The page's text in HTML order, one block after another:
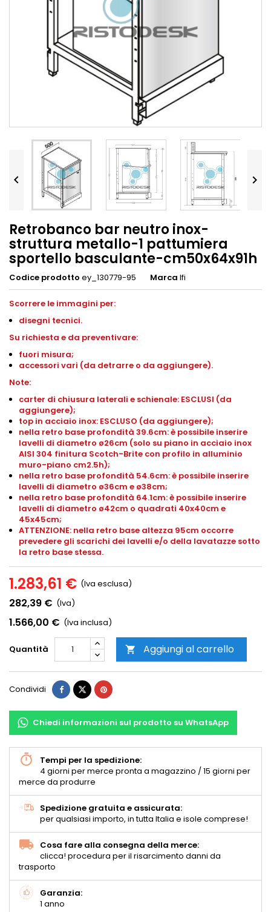
 
Retrobanco bar neutro inox-
struttura metallo-1 pattumiera
sportello basculante-cm50x64x91h
Codice prodotto ey_130779-95 Marca Ifi
Scorrere le immagini per:
disegni tecnici.
Su richiesta e da preventivare:
fuori misura;
accessori vari (da detrarre o da aggiungere).
Note:
carter di chiusura laterali e schienale: ESCLUSI (da
aggiungere);
top in acciaio inox: ESCLUSO (da aggiungere);
nella retro base profondità 39.6cm: è possibile inserire
lavelli di diametro ø26cm (solo su piano in acciaio inox
AISI 304 finitura Scotch-Brite con profilo in alluminio
muro-piano cm2.5h);
nella retro base profondità 54.6cm: è possibile inserire
lavelli di diametro ø36cm e ø38cm;
nella retro base profondità 64.1cm: è possibile inserire
lavelli di diametro ø42cm o quadrati 40x40cm e
45x45cm;
ATTENZIONE: nella retro base altezza 95cm occorre
prevedere gli scarichi dei lavelli e/o della lavatazze sotto
la retro base stessa.
1.283,61 € (Iva esclusa)
282,39 € (Iva)
1.566,00 € (Iva inclusa)
Quantità  Aggiungi al carrello
Condividi
Chiedi informazioni sul prodotto su WhatsApp
Tempi per la spedizione:
4 giorni per merce pronta a magazzino / 15 giorni per
merce da produrre
Spedizione gratuita e assicurata:
per qualsiasi importo, in tutta Italia e isole comprese!
Cosa fare alla consegna della merce:
clicca! procedura per il risarcimento danni da
trasporto
Garanzia:
1 anno